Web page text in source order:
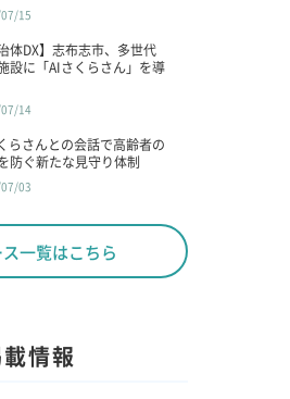
15
治体DX】志布志市、多世代
設に「AIさくらさん」を導
14
らさんとの会話で高齢者の
防ぐ新たな見守り体制
03
一覧はこちら
情報